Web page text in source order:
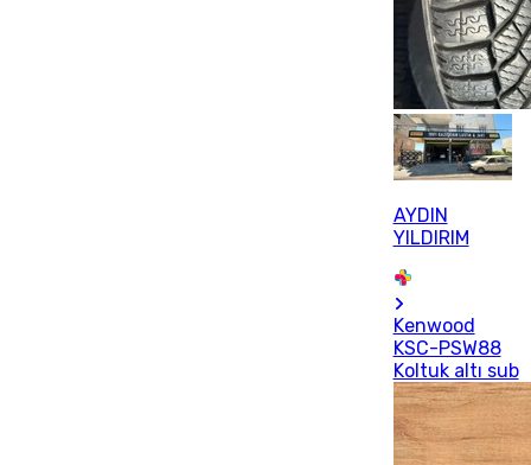
AYDIN
YILDIRIM
Kenwood
KSC-PSW88
Koltuk altı sub